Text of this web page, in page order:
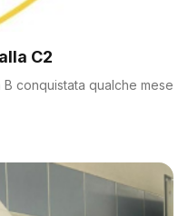
C2
conquistata qualche mese